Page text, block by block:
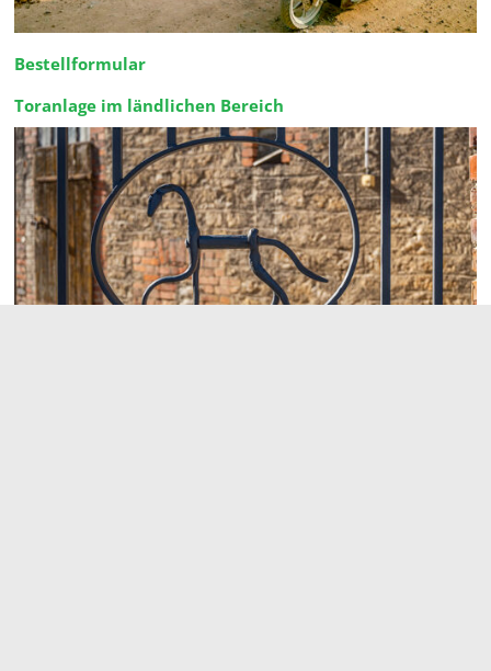
Bestellformular
Toranlage im ländlichen Bereich